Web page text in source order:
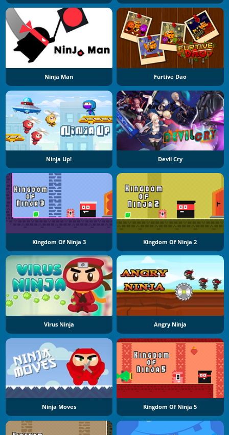
Ninja Man Furtive Dao
Ninja Up! Devil Cry
Kingdom Of Ninja 3 Kingdom Of Ninja 2
Virus Ninja Angry Ninja
Ninja Moves Kingdom Of Ninja 5